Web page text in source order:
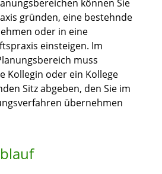
können Sie
gründen, eine bestehnde
oder in eine
einsteigen. Im
muss
Kollegin oder ein Kollege
Sitz abgeben, den Sie im
übernehmen